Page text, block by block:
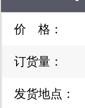
价 格：
订货量：
发货地点：